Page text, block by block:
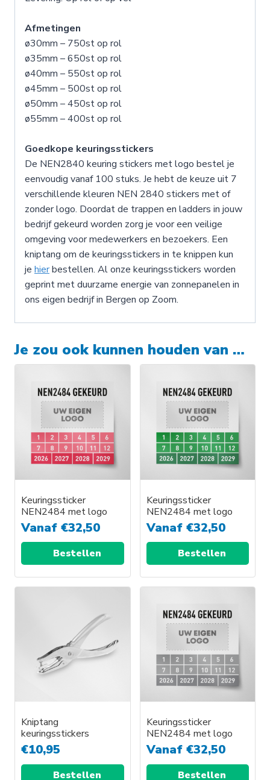
Afmetingen
ø30mm – 750st op rol
ø35mm – 650st op rol
ø40mm – 550st op rol
ø45mm – 500st op rol
ø50mm – 450st op rol
ø55mm – 400st op rol
Goedkope keuringsstickers
De NEN2840 keuring stickers met logo bestel je
eenvoudig vanaf 100 stuks. Je hebt de keuze uit 7
verschillende kleuren NEN 2840 stickers met of
zonder logo. Doordat de trappen en ladders in jouw
bedrijf gekeurd worden zorg je voor een veilige
omgeving voor medewerkers en bezoekers. Een
kniptang om de keuringsstickers in te knippen kun
je hierbestellen. Al onze keuringsstickers worden
geprint met duurzame energie van zonnepanelen in
ons eigen bedrijf in Bergen op Zoom.
Je zou ook kunnen houden van …
Keuringssticker
NEN2484 met logo
Vanaf €32,50
Bestellen
Keuringssticker
NEN2484 met logo
Vanaf €32,50
Bestellen
Kniptang
keuringsstickers
€10,95
Bestellen
Keuringssticker
NEN2484 met logo
Vanaf €32,50
Bestellen